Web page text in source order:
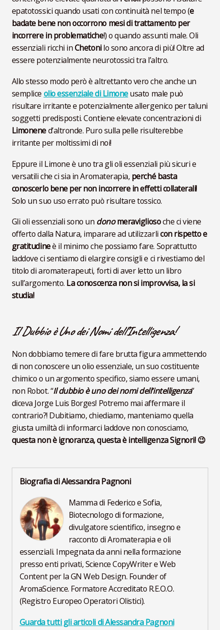
epatotossici quando usati con continuità nel tempo (e
badate bene non occorrono mesi di trattamento per
incorrere in problematiche!) o quando assunti male. Oli
essenziali ricchi inChetonilo sono ancora di più! Oltre ad
essere potenzialmente neurotossici tra l’altro.
Allo stesso modo però è altrettanto vero che anche un
semplice olio essenziale di Limoneusato male può
risultare irritante e potenzialmente allergenico per taluni
soggetti predisposti. Contiene elevate concentrazioni di
Limonened’altronde. Puro sulla pelle risulterebbe
irritante per moltissimi di noi!
Eppure il Limone è uno tra gli oli essenziali più sicuri e
versatili che ci sia in Aromaterapia, perché basta
conoscerlo bene per non incorrere in effetti collaterali!
Solo un suo uso errato può risultare tossico.
Gli oli essenziali sono un donomeravigliosoche ci viene
offerto dalla Natura, imparare ad utilizzarlicon rispetto e
gratitudineè il minimo che possiamo fare. Soprattutto
laddove ci sentiamo di elargire consigli e ci rivestiamo del
titolo di aromaterapeuti, forti di aver letto un libro
sull’argomento. La conoscenza non si improvvisa, la si
studia!
Il Dubbio è Uno dei Nomi dell’Intelligenza!
Non dobbiamo temere di fare brutta figura ammettendo
di non conoscere un olio essenziale, un suo costituente
chimico o un argomento specifico, siamo essere umani,
non Robot. “Il dubbio è uno dei nomi dell’intelligenza”
diceva Jorge Luis Borges! Potremo mai affermare il
contrario?! Dubitiamo, chiediamo, manteniamo quella
giusta umiltà di informarci laddove non conosciamo,
questa non è ignoranza, questa è intelligenza Signori! 😉
Biografia di Alessandra Pagnoni
Mamma di Federico e Sofia,
Biotecnologo di formazione,
divulgatore scientifico, insegno e
racconto di Aromaterapia e oli
essenziali. Impegnata da anni nella formazione
presso enti privati, Science CopyWriter e Web
Content per la GN Web Design. Founder of
AromaScience. Formatore Accreditato R.E.O.O.
(Registro Europeo Operatori Olistici).
Guarda tutti gli articoli di Alessandra Pagnoni